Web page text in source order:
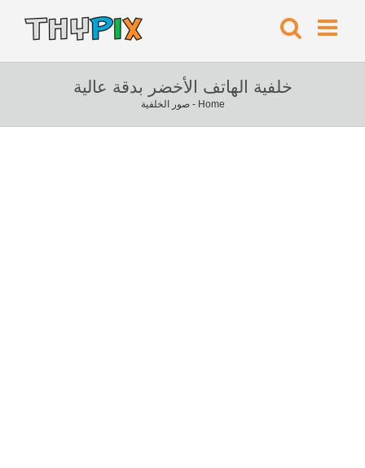
خلفية الهاتف الأخضر بدقة عالية
Home
-صور الخلفية